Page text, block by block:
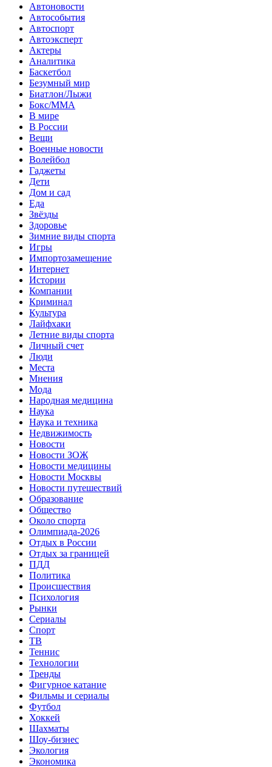
Автоновости
Автособытия
Автоспорт
Автоэксперт
Актеры
Аналитика
Баскетбол
Безумный мир
Биатлон/Лыжи
Бокс/MMA
В мире
В России
Вещи
Военные новости
Волейбол
Гаджеты
Дети
Дом и сад
Еда
Звёзды
Здоровье
Зимние виды спорта
Игры
Импортозамещение
Интернет
Истории
Компании
Криминал
Культура
Лайфхаки
Летние виды спорта
Личный счет
Люди
Места
Мнения
Мода
Народная медицина
Наука
Наука и техника
Недвижимость
Новости
Новости ЗОЖ
Новости медицины
Новости Москвы
Новости путешествий
Образование
Общество
Около спорта
Олимпиада-2026
Отдых в России
Отдых за границей
ПДД
Политика
Происшествия
Психология
Рынки
Сериалы
Спорт
ТВ
Теннис
Технологии
Тренды
Фигурное катание
Фильмы и сериалы
Футбол
Хоккей
Шахматы
Шоу-бизнес
Экология
Экономика